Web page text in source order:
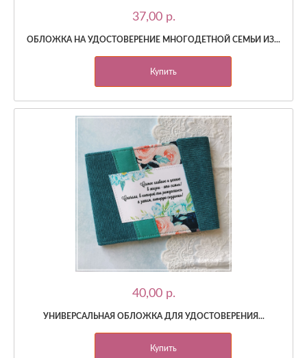
37,00 p.
ОБЛОЖКА НА УДОСТОВЕРЕНИЕ МНОГОДЕТНОЙ СЕМЬИ ИЗ...
Купить
40,00 p.
УНИВЕРСАЛЬНАЯ ОБЛОЖКА ДЛЯ УДОСТОВЕРЕНИЯ...
Купить